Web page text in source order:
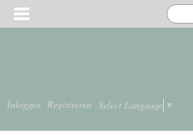
Inloggen Registreren Select Language ▼